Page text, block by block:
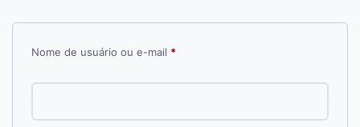
Nome de usuário ou e-mail *Obrigatório